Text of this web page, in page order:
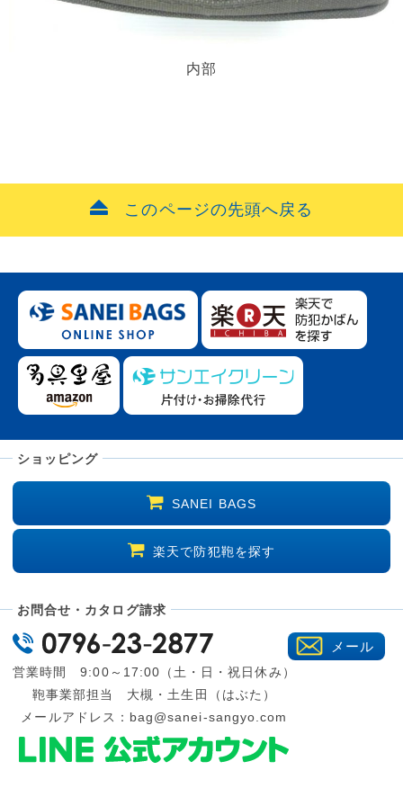
内部
このページの先頭へ戻る
ショッピング
SANEI BAGS
楽天で防犯鞄を探す
お問合せ・カタログ請求
営業時間 9:00～17:00（土・日・祝日休み）
鞄事業部担当 大槻・土生田（はぶた）
メールアドレス： bag@sanei-sangyo.com
メール